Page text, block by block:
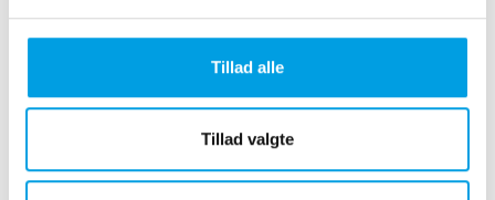
Tillad alle
Tillad valgte
narkosedybde. Vi har mulighed for tidligt, at give
patienten ekstra væske i form af drop, eller ændre
nødvendigt.